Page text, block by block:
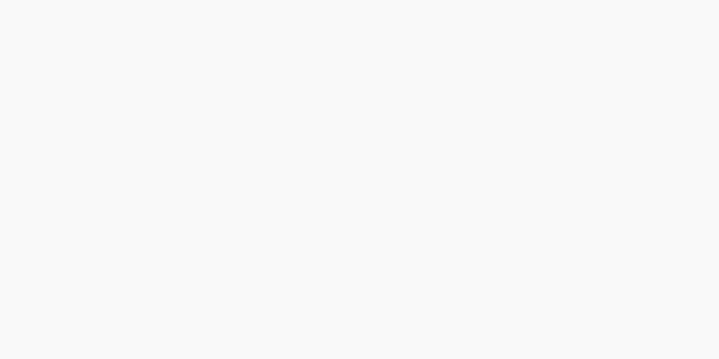
предложения, которые
Например, скидка 15% на
в наш сервис. Ремонт по
по сниженным
ремонт уже сегодня!
как записаться
где ремонт техники